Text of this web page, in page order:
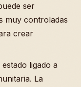
ser
muy controladas
crear
ligado a
La